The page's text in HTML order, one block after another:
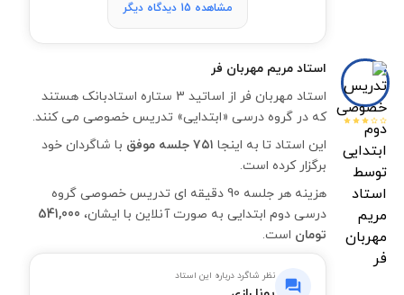
مشاهده 15 دیدگاه دیگر
استاد مریم مهربان فر
استاد مهربان فر از اساتید 3 ستاره استادبانک هستند
که در گروه درسی «ابتدایی» تدریس خصوصی می کنند.
این استاد تا به اینجا ۷۵۱ جلسه موفق
با شاگردان خود
برگزار کرده است.
هزینه هر جلسه 90 دقیقه ای تدریس خصوصی گروه
درسی دوم ابتدایی به صورت آنلاین با ایشان، 541,000
تومان است.
نظر شاگرد درباره این استاد